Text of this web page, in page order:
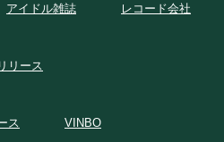
アイドル雑誌 レコード会社
リース
ス VINBO